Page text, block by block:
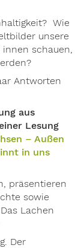
Wie
unsere
schauen,
Antworten
aus
Lesung
– Außen
in uns
präsentieren
sowie
Das Lachen
Der